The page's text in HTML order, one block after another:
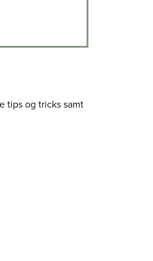
tips og tricks samt